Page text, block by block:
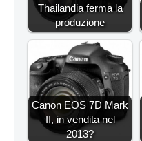
Thailandia ferma la
produzione
Canon EOS 7D Mark
II, in vendita nel
2013?